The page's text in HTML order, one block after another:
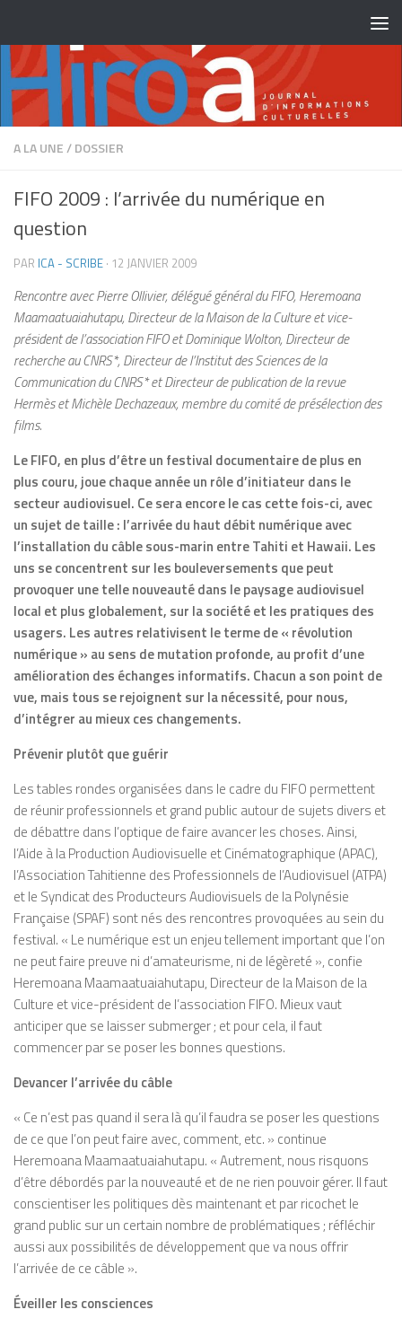
A LA UNE/DOSSIER
FIFO 2009 : l’arrivée du numérique en
question
PAR ICA - SCRIBE · 12 JANVIER 2009
Rencontre avec Pierre Ollivier, délégué général du FIFO, Heremoana
Maamaatuaiahutapu, Directeur de la Maison de la Culture et vice-
président de l’association FIFO et Dominique Wolton, Directeur de
recherche au CNRS*, Directeur de l’Institut des Sciences de la
Communication du CNRS* et Directeur de publication de la revue
Hermès et Michèle Dechazeaux, membre du comité de présélection des
films.
Le FIFO, en plus d’être un festival documentaire de plus en
plus couru, joue chaque année un rôle d’initiateur dans le
secteur audiovisuel. Ce sera encore le cas cette fois-ci, avec
un sujet de taille : l’arrivée du haut débit numérique avec
l’installation du câble sous-marin entre Tahiti et Hawaii. Les
uns se concentrent sur les bouleversements que peut
provoquer une telle nouveauté dans le paysage audiovisuel
local et plus globalement, sur la société et les pratiques des
usagers. Les autres relativisent le terme de « révolution
numérique » au sens de mutation profonde, au profit d’une
amélioration des échanges informatifs. Chacun a son point de
vue, mais tous se rejoignent sur la nécessité, pour nous,
d’intégrer au mieux ces changements.
Prévenir plutôt que guérir
Les tables rondes organisées dans le cadre du FIFO permettent
de réunir professionnels et grand public autour de sujets divers et
de débattre dans l’optique de faire avancer les choses. Ainsi,
l’Aide à la Production Audiovisuelle et Cinématographique (APAC),
l’Association Tahitienne des Professionnels de l’Audiovisuel (ATPA)
et le Syndicat des Producteurs Audiovisuels de la Polynésie
Française (SPAF) sont nés des rencontres provoquées au sein du
festival. « Le numérique est un enjeu tellement important que l’on
ne peut faire preuve ni d’amateurisme, ni de légèreté », confie
Heremoana Maamaatuaiahutapu, Directeur de la Maison de la
Culture et vice-président de l’association FIFO. Mieux vaut
anticiper que se laisser submerger ; et pour cela, il faut
commencer par se poser les bonnes questions.
Devancer l’arrivée du câble
« Ce n’est pas quand il sera là qu’il faudra se poser les questions
de ce que l’on peut faire avec, comment, etc. » continue
Heremoana Maamaatuaiahutapu. « Autrement, nous risquons
d’être débordés par la nouveauté et de ne rien pouvoir gérer. Il faut
conscientiser les politiques dès maintenant et par ricochet le
grand public sur un certain nombre de problématiques ; réfléchir
aussi aux possibilités de développement que va nous offrir
l’arrivée de ce câble ».
Éveiller les consciences